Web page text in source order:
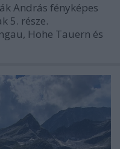
András fényképes
5. része.
Hohe Tauern és